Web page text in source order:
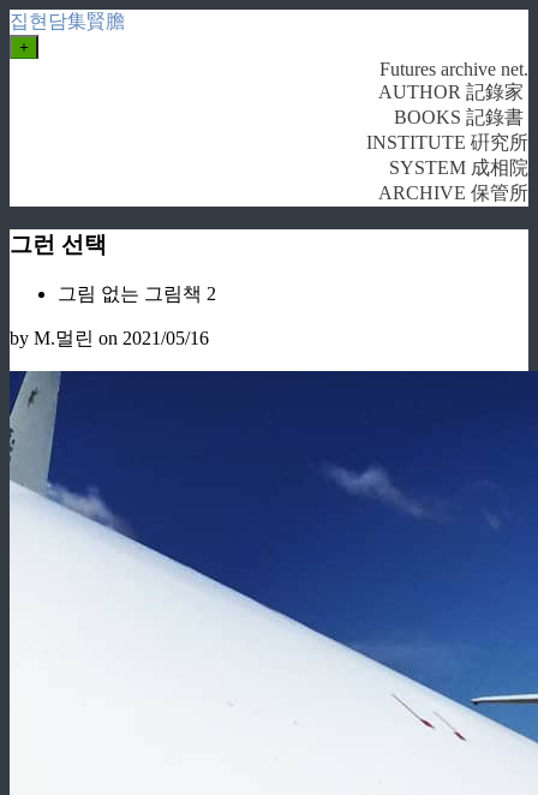
집현담集賢膽
+
Futures archive net.
AUTHOR 記錄家
BOOKS 記錄書
INSTITUTE 硏究所
SYSTEM 成相院
ARCHIVE 保管所
그런 선택
그림 없는 그림책 2
by M.멀린 on 2021/05/16